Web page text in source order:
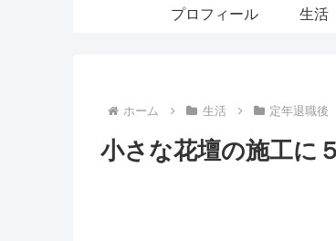
プロフィール 生活
ホーム 生活 定年退職後
小さな花壇の施工に